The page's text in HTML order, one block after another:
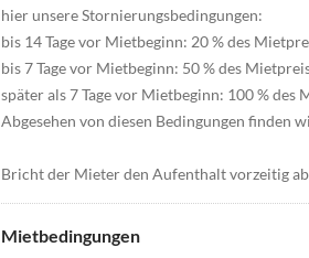
hier unsere Stornierungsbedingungen:
bis 14 Tage vor Mietbeginn: 20 % des
bis 7 Tage vor Mietbeginn: 50 % des
später als 7 Tage vor Mietbeginn: 100 % des
Abgesehen von diesen Bedingungen finden
Bricht der Mieter den Aufenthalt vorzeitig
Mietbedingungen